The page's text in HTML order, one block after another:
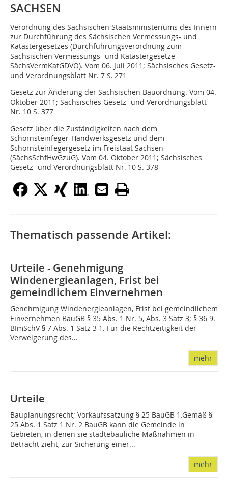
SACHSEN
Verordnung des Sächsischen Staatsministe­riums des Innern
zur Durchführung des Sächsischen Vermessungs- und
Katastergesetzes (Durchführungsverordnung zum
Sächsischen Vermessungs- und Katastergesetze –
SächsVermKatGDVO). Vom 06. Juli 2011; Sächsisches Gesetz-
und Verordnungsblatt Nr. 7 S. 271
Gesetz zur Änderung der Sächsischen Bauordnung. Vom 04.
Oktober 2011; Sächsisches Gesetz- und Verordnungsblatt
Nr. 10 S. 377
Gesetz über die Zuständigkeiten nach dem
Schornsteinfeger-Handwerksgesetz und dem
Schornsteinfegergesetz im Freistaat Sachsen
(SächsSchfHwGzuG). Vom 04. Oktober 2011; Sächsisches
Gesetz- und Verordnungsblatt Nr. 10 S. 378
Thematisch passende Artikel:
Urteile - Genehmigung
Windenergieanlagen, Frist bei
gemeindlichem Einvernehmen
Genehmigung Windenergieanlagen, Frist bei gemeindlichem
Einvernehmen BauGB § 35 Abs. 1 Nr. 5, Abs. 3 Satz 3; § 36 9.
BImSchV § 7 Abs. 1 Satz 3 1. Für die Rechtzeitigkeit der
Verweigerung des...
mehr
Urteile
Bauplanungsrecht; Vorkaufssatzung § 25 BauGB 1.Gemäß §
25 Abs. 1 Satz 1 Nr. 2 BauGB kann die Gemeinde in
Gebieten, in denen sie städtebauliche Maßnahmen in
Betracht zieht, zur Sicherung einer...
mehr